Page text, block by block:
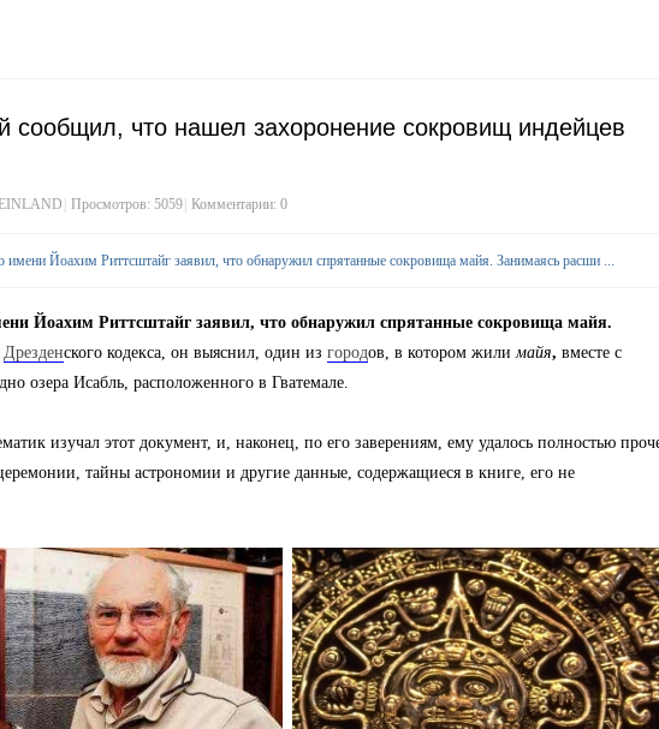
сообщил, что нашел захоронение сокровищ индейцев
Просмотров: 5059 Комментарии: 0
Йоахим Риттсштайг заявил, что обнаружил спрятанные сокровища майя. Занимаясь расши ...
Йоахим Риттсштайг заявил, что обнаружил спрятанные сокровища майя.
Дрезденского кодекса, он выяснил, один из городов, в котором жилимайя, вместе с
озера Исабль, расположенного в Гватемале.
изучал этот документ, и, наконец, по его заверениям, ему удалось полностью
тайны астрономии и другие данные, содержащиеся в книге, его не